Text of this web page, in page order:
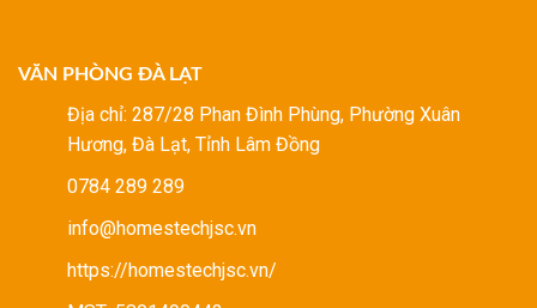
VĂN PHÒNG ĐÀ LẠT
Địa chỉ: 287/28 Phan Đình Phùng, Phường Xuân
Hương, Đà Lạt, Tỉnh Lâm Đồng
0784 289 289
info@homestechjsc.vn
https://homestechjsc.vn/